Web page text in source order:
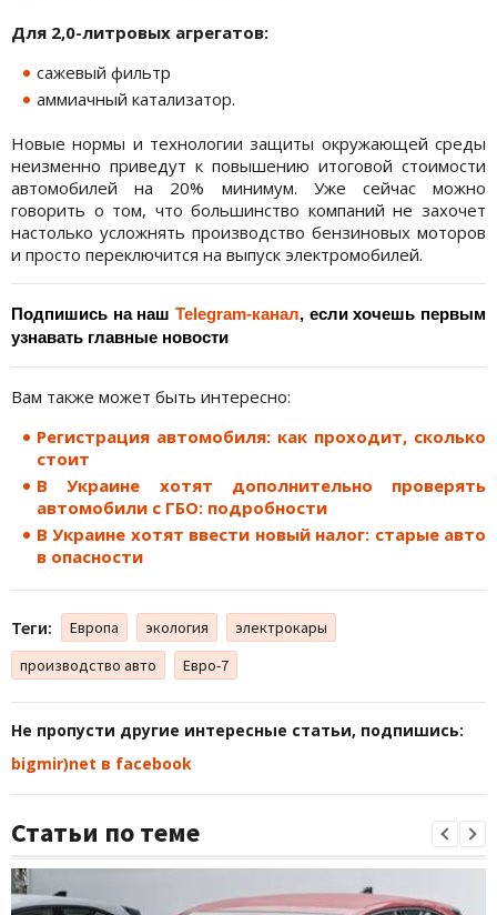
Для 2,0-литровых агрегатов:
сажевый фильтр
аммиачный катализатор.
Новые нормы и технологии защиты окружающей среды
неизменно приведут к повышению итоговой стоимости
автомобилей на 20% минимум. Уже сейчас можно
говорить о том, что большинство компаний не захочет
настолько усложнять производство бензиновых моторов
и просто переключится на выпуск электромобилей.
Подпишись на наш Telegram-канал, если хочешь первым
узнавать главные новости
Вам также может быть интересно:
Регистрация автомобиля: как проходит, сколько
стоит
В Украине хотят дополнительно проверять
автомобили с ГБО: подробности
В Украине хотят ввести новый налог: старые авто
в опасности
Теги: Европа экология
электрокары
производство авто
Евро-7
Не пропусти другие интересные статьи, подпишись:
bigmir)net в facebook
Статьи по теме